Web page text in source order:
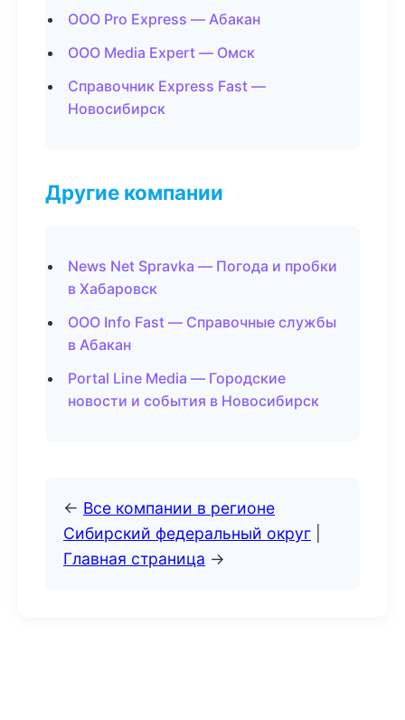
ООО Pro Express — Абакан
ООО Media Expert — Омск
Справочник Express Fast —
Новосибирск
Другие компании
News Net Spravka — Погода и пробки
в Хабаровск
ООО Info Fast — Справочные службы
в Абакан
Portal Line Media — Городские
новости и события в Новосибирск
← Все компании в регионе
Сибирский федеральный округ
Главная страница →